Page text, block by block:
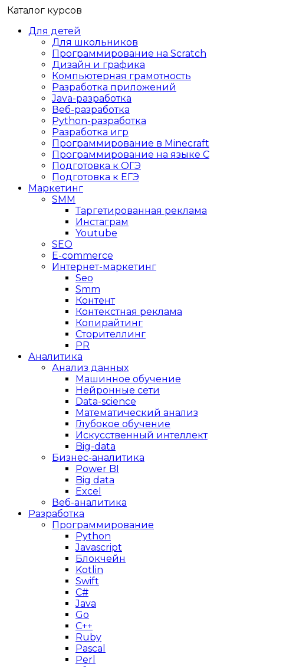
Каталог курсов
Для детей
Для школьников
Программирование на Scratch
Дизайн и графика
Компьютерная грамотность
Разработка приложений
Java-разработка
Веб-разработка
Python-разработка
Разработка игр
Программирование в Minecraft
Программирование на языке C
Подготовка к ОГЭ
Подготовка к ЕГЭ
Маркетинг
SMM
Таргетированная реклама
Инстаграм
Youtube
SEO
E-сommerce
Интернет-маркетинг
Seo
Smm
Контент
Контекстная реклама
Копирайтинг
Сторителлинг
PR
Аналитика
Анализ данных
Машинное обучение
Нейронные сети
Data-science
Математический анализ
Глубокое обучение
Искусственный интеллект
Big-data
Бизнес-аналитика
Power BI
Big data
Excel
Веб-аналитика
Разработка
Программирование
Python
Javascript
Блокчейн
Kotlin
Swift
C#
Java
Go
C++
Ruby
Pascal
Perl